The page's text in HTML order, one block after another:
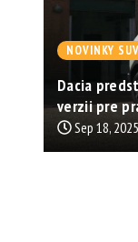
NOVINKY SUV
Dacia
verzii pre
Sep 18, 2025